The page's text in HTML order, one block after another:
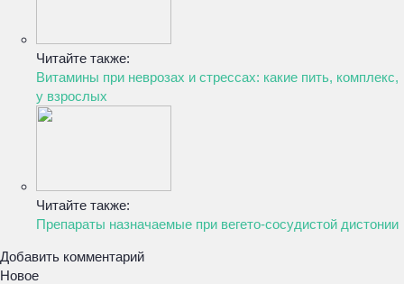
Читайте также:
Витамины при неврозах и стрессах: какие пить, комплекс,
у взрослых
Читайте также:
Препараты назначаемые при вегето-сосудистой дистонии
Добавить комментарий
Новое